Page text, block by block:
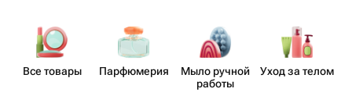
Все товары Парф​юмерия
Мыло ручной
работы
Уход за телом